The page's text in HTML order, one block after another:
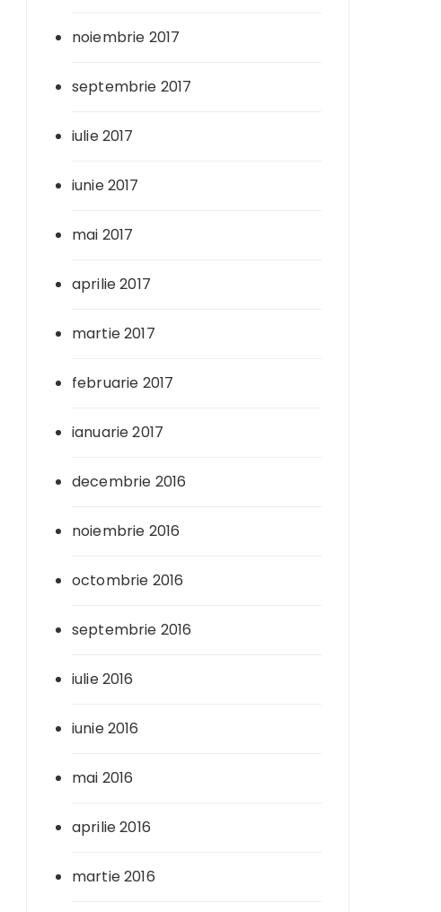
noiembrie 2017
septembrie 2017
iulie 2017
iunie 2017
mai 2017
aprilie 2017
martie 2017
februarie 2017
ianuarie 2017
decembrie 2016
noiembrie 2016
octombrie 2016
septembrie 2016
iulie 2016
iunie 2016
mai 2016
aprilie 2016
martie 2016